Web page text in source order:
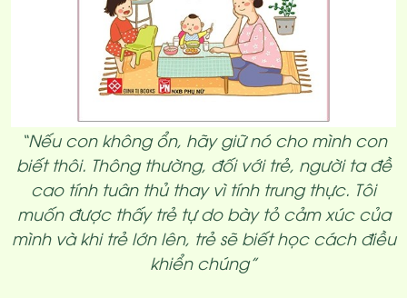
“Nếu con không ổn, hãy giữ nó cho mình con
biết thôi. Thông thường, đối với trẻ, người ta đề
cao tính tuân thủ thay vì tính trung thực. Tôi
muốn được thấy trẻ tự do bày tỏ cảm xúc của
mình và khi trẻ lớn lên, trẻ sẽ biết học cách điều
khiển chúng”